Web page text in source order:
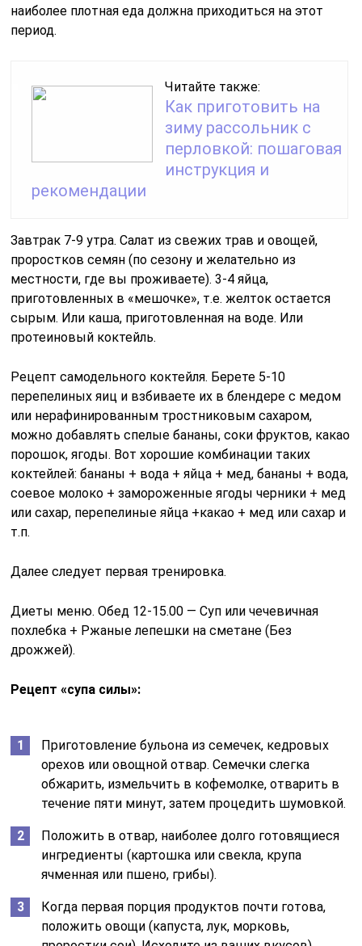
наиболее плотная еда должна приходиться на этот
период.
Читайте также:
Как приготовить на
зиму рассольник с
перловкой: пошаговая
инструкция и
рекомендации
Завтрак 7-9 утра. Салат из свежих трав и овощей,
проростков семян (по сезону и желательно из
местности, где вы проживаете). 3-4 яйца,
приготовленных в «мешочке», т.е. желток остается
сырым. Или каша, приготовленная на воде. Или
протеиновый коктейль.
Рецепт самодельного коктейля. Берете 5-10
перепелиных яиц и взбиваете их в блендере с медом
или нерафинированным тростниковым сахаром,
можно добавлять спелые бананы, соки фруктов, какао
порошок, ягоды. Вот хорошие комбинации таких
коктейлей: бананы + вода + яйца + мед, бананы + вода,
соевое молоко + замороженные ягоды черники + мед
или сахар, перепелиные яйца +какао + мед или сахар и
т.п.
Далее следует первая тренировка.
Диеты меню. Обед 12-15.00 — Суп или чечевичная
похлебка + Ржаные лепешки на сметане (Без
дрожжей).
Рецепт «супа силы»:
Приготовление бульона из семечек, кедровых
орехов или овощной отвар. Семечки слегка
обжарить, измельчить в кофемолке, отварить в
течение пяти минут, затем процедить шумовкой.
Положить в отвар, наиболее долго готовящиеся
ингредиенты (картошка или свекла, крупа
ячменная или пшено, грибы).
Когда первая порция продуктов почти готова,
положить овощи (капуста, лук, морковь,